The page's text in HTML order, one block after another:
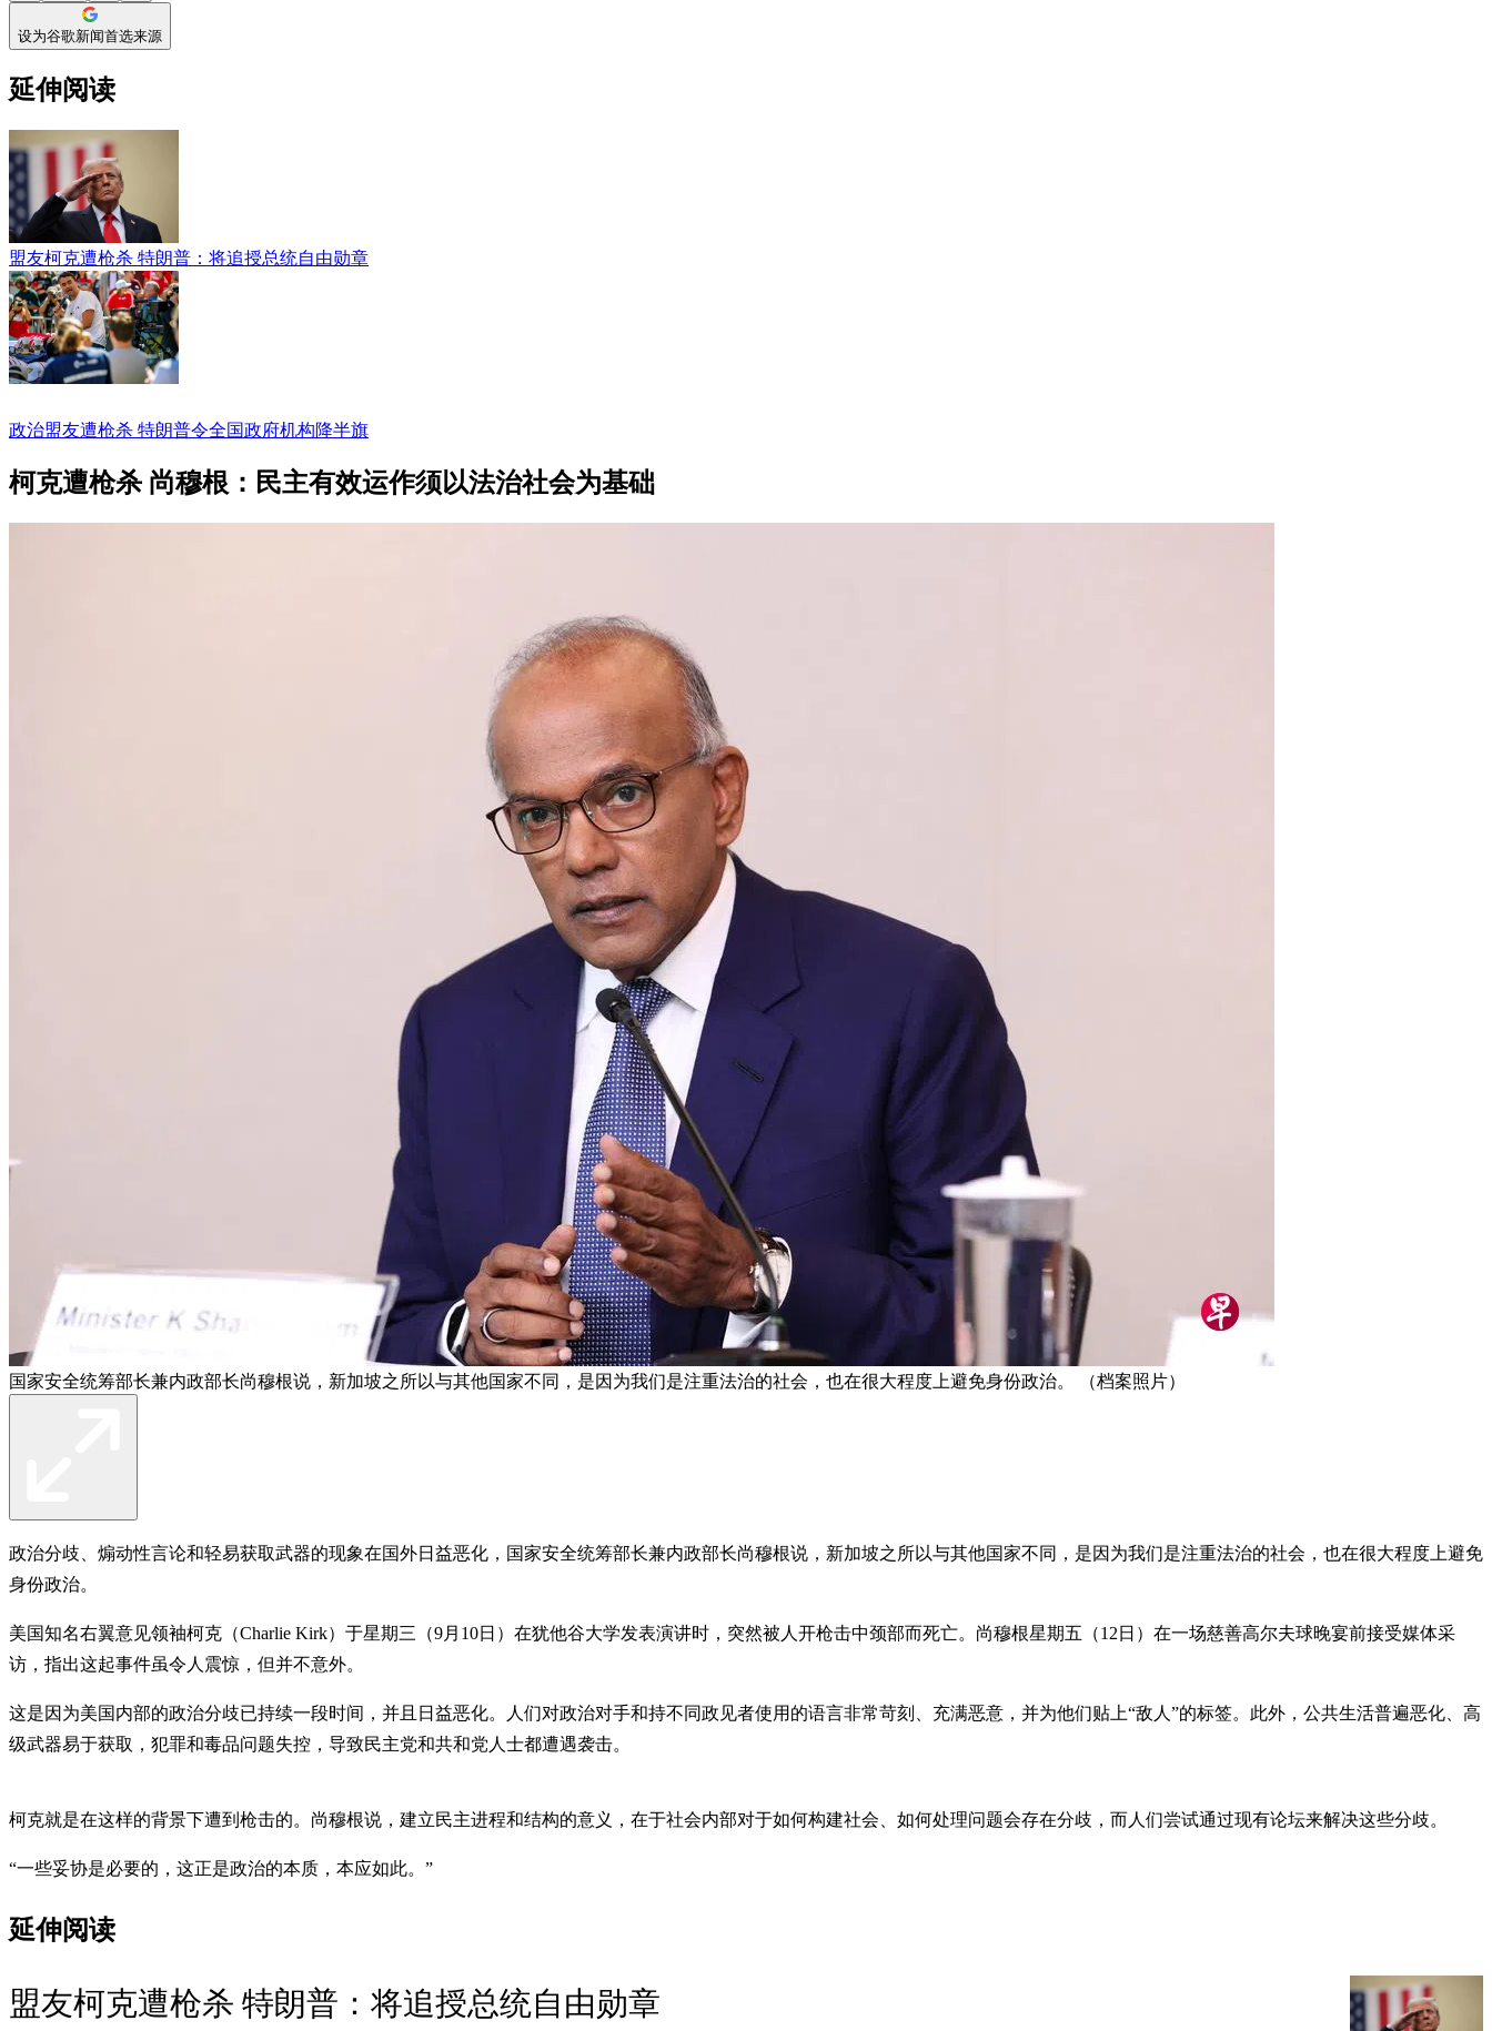
设为谷歌新闻首选来源
延伸阅读
盟友柯克遭枪杀 特朗普：将追授总统自由勋章
政治盟友遭枪杀 特朗普令全国政府机构降半旗
柯克遭枪杀 尚穆根：民主有效运作须以法治社会为基础
国家安全统筹部长兼内政部长尚穆根说，新加坡之所以与其他国家不同，是因为我们是注重法治的社会，也在很大程度上避免身份政治。 （档案照片）
政治分歧、煽动性言论和轻易获取武器的现象在国外日益恶化，国家安全统筹部长兼内政部长尚穆根说，新加坡之所以与其他国家不同，是因为我们是注重法治的社会，也在很大程度上避免
身份政治。
美国知名右翼意见领袖柯克（Charlie Kirk）于星期三（9月10日）在犹他谷大学发表演讲时，突然被人开枪击中颈部而死亡。尚穆根星期五（12日）在一场慈善高尔夫球晚宴前接受媒体采
访，指出这起事件虽令人震惊，但并不意外。
这是因为美国内部的政治分歧已持续一段时间，并且日益恶化。人们对政治对手和持不同政见者使用的语言非常苛刻、充满恶意，并为他们贴上“敌人”的标签。此外，公共生活普遍恶化、高
级武器易于获取，犯罪和毒品问题失控，导致民主党和共和党人士都遭遇袭击。
柯克就是在这样的背景下遭到枪击的。尚穆根说，建立民主进程和结构的意义，在于社会内部对于如何构建社会、如何处理问题会存在分歧，而人们尝试通过现有论坛来解决这些分歧。
“一些妥协是必要的，这正是政治的本质，本应如此。”
延伸阅读
盟友柯克遭枪杀 特朗普：将追授总统自由勋章